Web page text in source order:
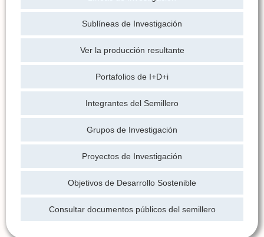
Sublíneas de Investigación
Ver la producción resultante
Portafolios de I+D+i
Integrantes del Semillero
Grupos de Investigación
Proyectos de Investigación
Objetivos de Desarrollo Sostenible
Consultar documentos públicos del semillero